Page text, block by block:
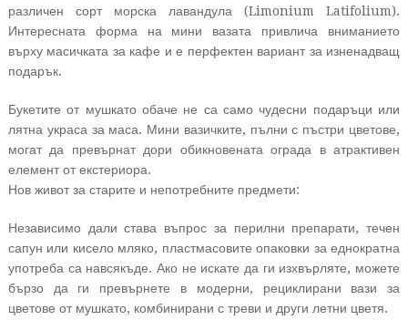
различен сорт морска лавандула (Limonium Latifolium).
Интересната форма на мини вазата привлича вниманието
върху масичката за кафе и е перфектен вариант за изненадващ
подарък.
Букетите от мушкато обаче не са само чудесни подаръци или
лятна украса за маса. Мини вазичките, пълни с пъстри цветове,
могат да превърнат дори обикновената ограда в атрактивен
елемент от екстериора.
Нов живот за старите и непотребните предмети:
Независимо дали става въпрос за перилни препарати, течен
сапун или кисело мляко, пластмасовите опаковки за еднократна
употреба са навсякъде. Ако не искате да ги изхвърляте, можете
бързо да ги превърнете в модерни, рециклирани вази за
цветове от мушкато, комбинирани с треви и други летни цветя.